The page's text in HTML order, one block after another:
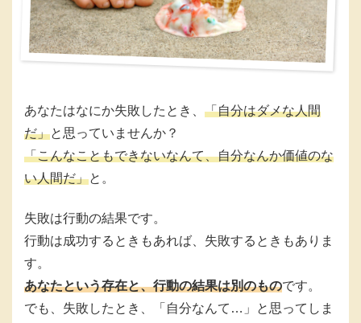
あなたはなにか失敗したとき、 「自分はダメな人間
だ」と思っていませんか？
「こんなこともできないなんて、自分なんか価値のな
い人間だ」と。
失敗は行動の結果です。
行動は成功するときもあれば、失敗するときもありま
す。
あなたという存在と、行動の結果は別のものです。
でも、失敗したとき、「自分なんて…」と思ってしま